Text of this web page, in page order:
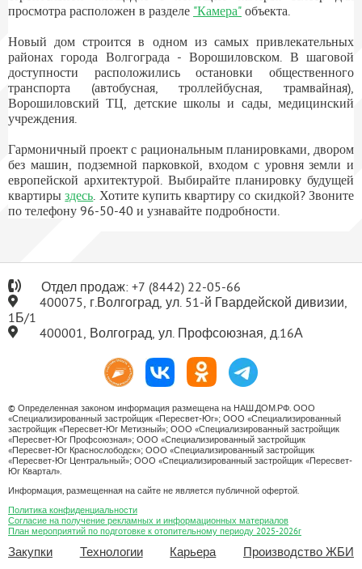
просмотра расположен в разделе "Камера" объекта.
Новый дом строится в одном из самых привлекательных
районах города Волгограда - Ворошиловском. В шаговой
доступности расположились остановки общественного
транспорта (автобусная, троллейбусная, трамвайная),
Ворошиловский ТЦ, детские школы и сады, медицинский
учреждения.
Гармоничный проект с рациональным планировками, двором
без машин, подземной парковкой, входом с уровня земли и
европейской архитектурой. Выбирайте планировку будущей
квартирыздесь. Хотите купить квартиру со скидкой? Звоните
по телефону 96-50-40 и узнавайте подробности.
Отдел продаж: +7 (8442) 22-05-66
400075, г.Волгоград, ул. 51-й Гвардейской дивизии,
1Б/1
400001, Волгоград, ул. Профсоюзная, д.16А
© Определенная законом информация размещена на НАШ.ДОМ.РФ. ООО
«Специализированный застройщик «Пересвет-Юг»; ООО «Специализированный
застройщик «Пересвет-Юг Метизный»; ООО «Специализированный застройщик
«Пересвет-Юг Профсоюзная»; ООО «Специализированный застройщик
«Пересвет-Юг Краснослободск»; ООО «Специализированный застройщик
«Пересвет-Юг Центральный»; ООО «Специализированный застройщик «Пересвет-
Юг Квартал».
Информация, размещенная на сайте не является публичной офертой.
Политика конфиденциальности
Согласие на получение рекламных и информационных материалов
План мероприятий по подготовке к отопительному периоду 2025-2026г
Закупки Технологии Карьера Производство ЖБИ